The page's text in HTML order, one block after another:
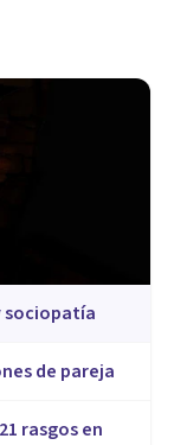
sociopatía
de pareja
rasgos en